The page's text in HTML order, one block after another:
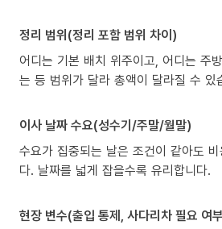
정리 범위(정리 포함 범위 차이)
어디는 기본 배치 위주이고, 어디는 주
는 등 범위가 달라 총액이 달라질 수 있
이사 날짜 수요(성수기/주말/월말)
수요가 집중되는 날은 조건이 같아도
다. 날짜를 넓게 잡을수록 유리합니다.
현장 변수(출입 통제, 사다리차 필요 여